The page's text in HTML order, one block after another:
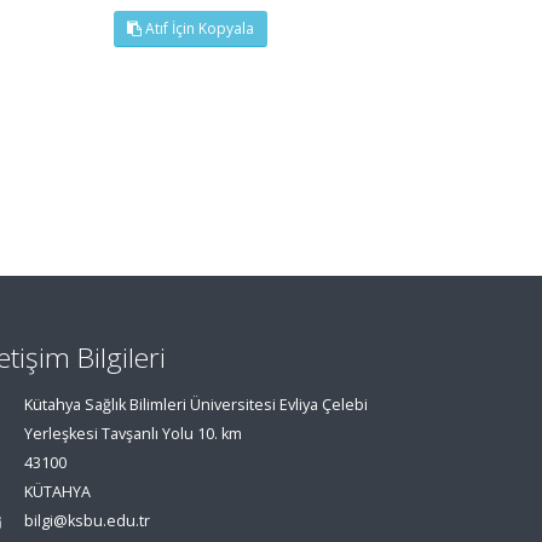
Atıf İçin Kopyala
Bilgileri
Kütahya Sağlık Bilimleri Üniversitesi Evliya Çelebi
Yerleşkesi Tavşanlı Yolu 10. km
43100
KÜTAHYA
bilgi@ksbu.edu.tr